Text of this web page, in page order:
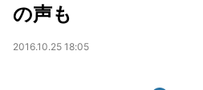
の声も
2016.10.25 18:05